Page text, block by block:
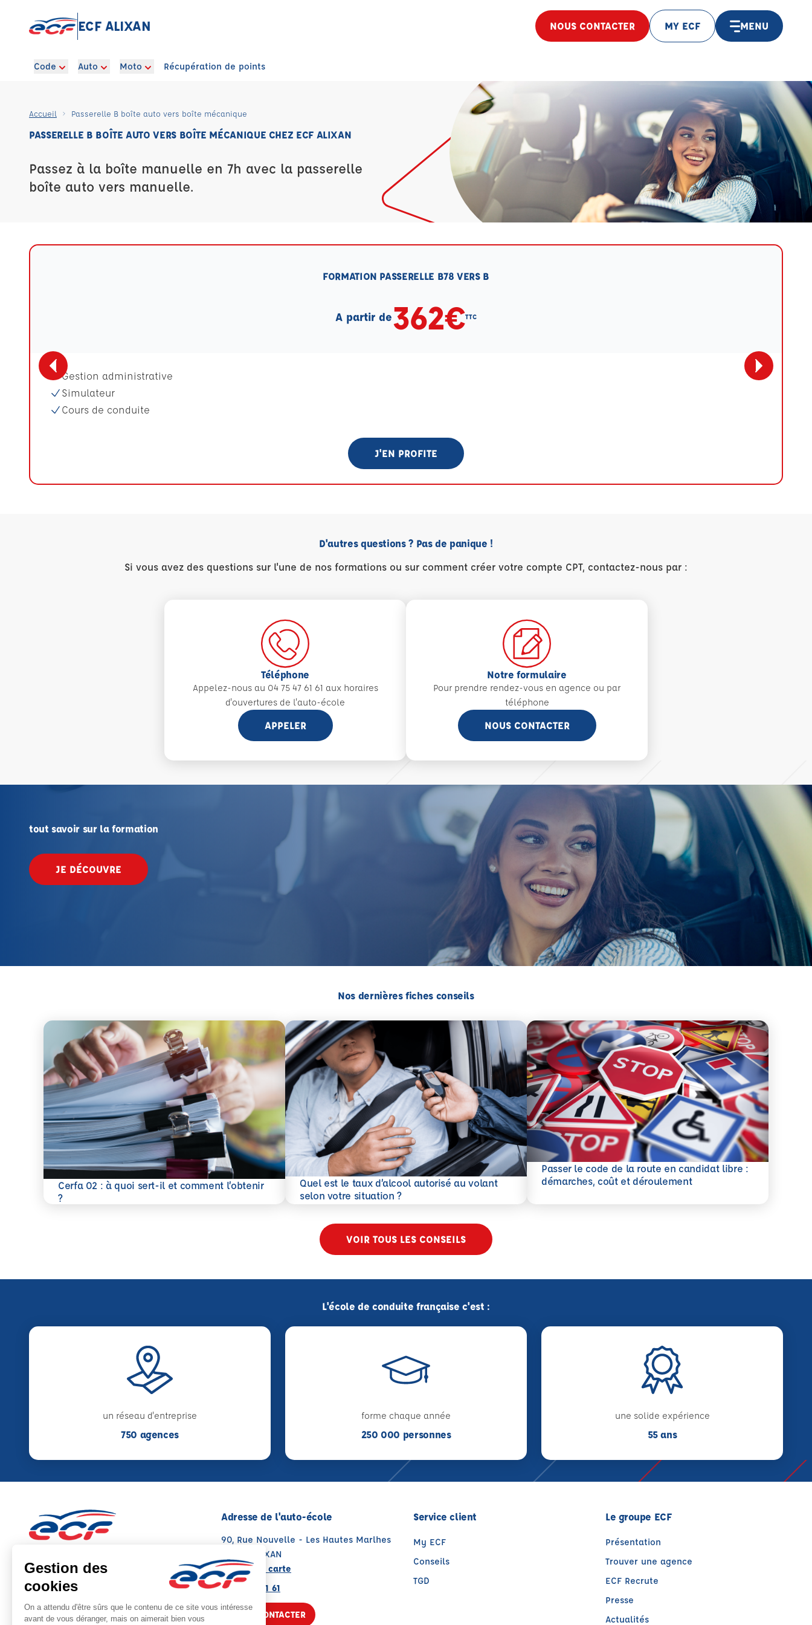
ECF ALIXAN NOUS CONTACTER MY ECF MENU
Code Auto Moto Récupération de points
Accueil Passerelle B boîte auto vers boîte mécanique
PASSERELLE B BOÎTE AUTO VERS BOÎTE MÉCANIQUE CHEZ ECF ALIXAN
Passez à la boîte manuelle en 7h avec la passerelle
boîte auto vers manuelle.
FORMATION PASSERELLE B78 VERS B
A partir de362€TTC
Gestion administrative
Simulateur
Cours de conduite
J'EN PROFITE
D'autres questions ? Pas de panique !
Si vous avez des questions sur l'une de nos formations ou sur comment créer votre compte CPT, contactez-nous par :
Téléphone
Appelez-nous au 04 75 47 61 61 aux horaires
d'ouvertures de l'auto-école
APPELER
Notre formulaire
Pour prendre rendez-vous en agence ou par
téléphone
NOUS CONTACTER
tout savoir sur la formation
JE DÉCOUVRE
Nos dernières fiches conseils
Cerfa 02 : à quoi sert-il et comment l’obtenir
?
En savoir plus
Quel est le taux d’alcool autorisé au volant
selon votre situation ?
En savoir plus
Passer le code de la route en candidat libre :
démarches, coût et déroulement
En savoir plus
VOIR TOUS LES CONSEILS
L'école de conduite française c'est :
un réseau d'entreprise
750 agences
forme chaque année
250 000 personnes
une solide expérience
55 ans
Note : 4.3/5
Moyenne calculée sur 126 avis
Adresse de l'auto-école
90, Rue Nouvelle - Les Hautes Marlhes
26300 ALIXAN
Voir sur la carte
04 75 47 61 61
NOUS CONTACTER
Service client
My ECF
Conseils
TGD
Le groupe ECF
Présentation
Trouver une agence
ECF Recrute
Presse
Actualités